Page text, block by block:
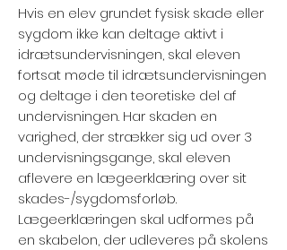
Hvis en elev grundet fysisk skade eller
sygdom ikke kan deltage aktivt i
idrætsundervisningen, skal eleven
fortsat møde til idrætsundervisningen
og deltage i den teoretiske del af
undervisningen. Har skaden en
varighed, der strækker sig ud over 3
undervisningsgange, skal eleven
aflevere en lægeerklæring over sit
skades-/sygdomsforløb.
Lægeerklæringen skal udformes på
en skabelon, der udleveres på skolens